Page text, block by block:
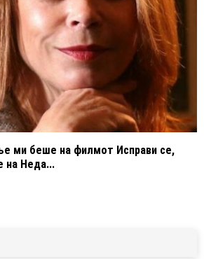
ми беше на филмот Исправи се,
на Неда...